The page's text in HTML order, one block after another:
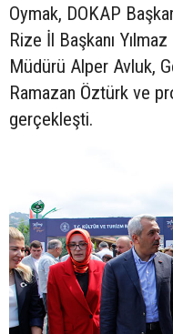
Oymak, DOKAP
Rize İl Başkanı
Müdürü Alper Avluk,
Ramazan Öztürk ve
gerçekleşti.